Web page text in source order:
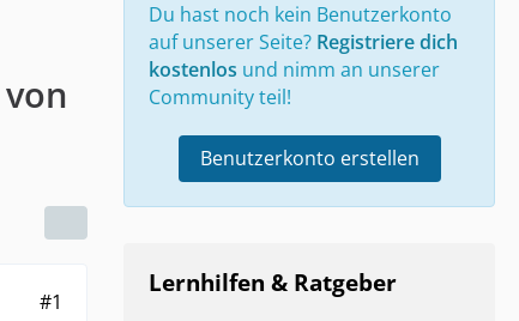
#1
Du hast noch kein Benutzerkonto
auf unserer Seite? Registriere dich
kostenlos und nimm an unserer
Community teil!
Benutzerkonto erstellen
Lernhilfen & Ratgeber